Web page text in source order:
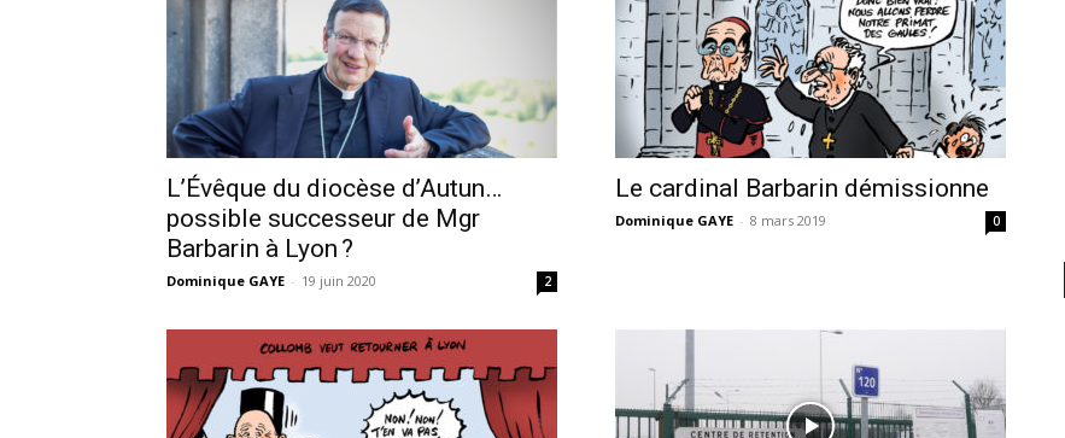
L’Évêque du diocèse d’Autun…
possible successeur de Mgr
Barbarin à Lyon ?
Dominique GAYE - 19 juin 2020 2
Le cardinal Barbarin démissionne
Dominique GAYE - 8 mars 2019 0